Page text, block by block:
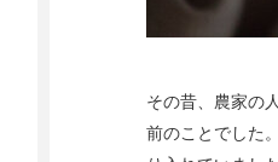
その昔、農家の
前のことでした